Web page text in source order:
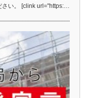
さい。 [clink url="https:…